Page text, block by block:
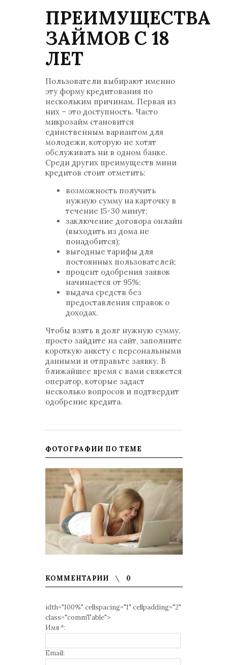
ПРЕИМУЩЕСТВА
ЗАЙМОВ С 18
ЛЕТ
Пользователи выбирают именно
эту форму кредитования по
нескольким причинам. Первая из
них – это доступность. Часто
микрозайм становится
единственным вариантом для
молодежи, которую не хотят
обслуживать ни в одном банке.
Среди других преимуществ мини
кредитов стоит отметить:
возможность получить
нужную сумму на карточку в
течение 15-30 минут;
заключение договора онлайн
(выходить из дома не
понадобится);
выгодные тарифы для
постоянных пользователей;
процент одобрения заявок
начинается от 95%;
выдача средств без
предоставления справок о
доходах.
Чтобы взять в долг нужную сумму,
просто зайдите на сайт, заполните
короткую анкету с персональными
данными и отправьте заявку. В
ближайшее время с вами свяжется
оператор, которые задаст
несколько вопросов и подтвердит
одобрение кредита.
ФОТОГРАФИИ ПО ТЕМЕ
КОММЕНТАРИИ 0
idth="100%" cellspacing="1" cellpadding="2"
class="commTable">
Имя *:
Email: